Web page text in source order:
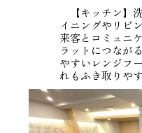
【キッチン】
イニングやリビ
来客とコミュニ
ラットにつなが
やすいレンジフ
れもふき取りや